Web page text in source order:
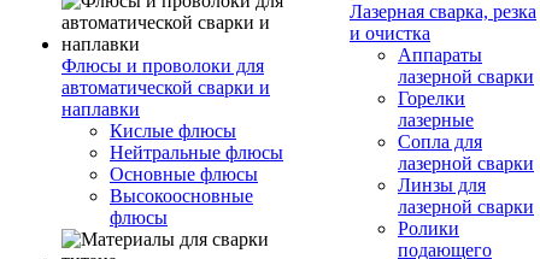
Флюсы и проволоки для
автоматической сварки и
наплавки
Кислые флюсы
Нейтральные флюсы
Основные флюсы
Высокоосновные
флюсы
Лазерная сварка, резка
и очистка
Аппараты
лазерной сварки
Горелки
лазерные
Сопла для
лазерной сварки
Линзы для
лазерной сварки
Ролики
подающего